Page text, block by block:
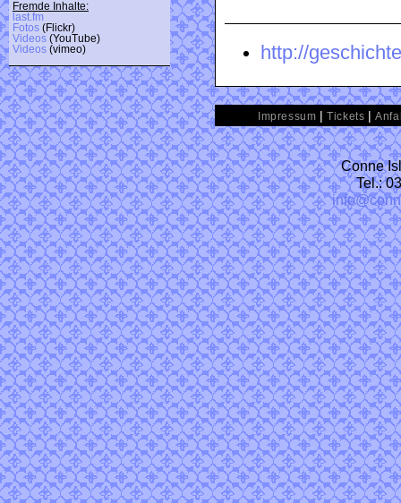
Fremde Inhalte:
last.fm
Fotos (Flickr)
Videos (YouTube)
Videos (vimeo) http://
Impressum | Tickets |
Conne
Tel.: